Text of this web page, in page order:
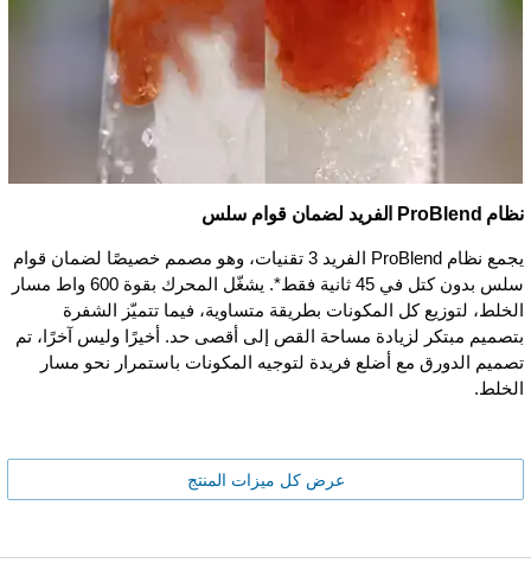
نظام ProBlend الفريد لضمان قوام سلس
يجمع نظام ProBlend الفريد 3 تقنيات، وهو مصمم خصيصًا لضمان قوام
سلس بدون كتل في 45 ثانية فقط*. يشغّل المحرك بقوة 600 واط مسار
الخلط، لتوزيع كل المكونات بطريقة متساوية، فيما تتميّز الشفرة
بتصميم مبتكر لزيادة مساحة القص إلى أقصى حد. أخيرًا وليس آخرًا، تم
تصميم الدورق مع أضلع فريدة لتوجيه المكونات باستمرار نحو مسار
الخلط.
عرض كل ميزات المنتج